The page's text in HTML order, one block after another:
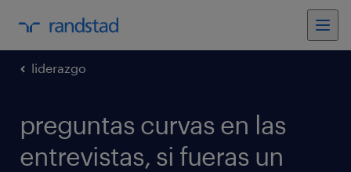
liderazgo
preguntas curvas en las
entrevistas, si fueras un